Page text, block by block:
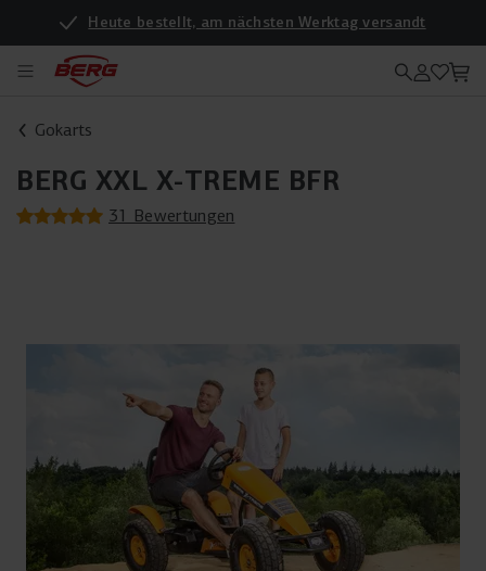
Heute bestellt, am nächsten Werktag versandt
Gokarts
BERG XXL X-TREME BFR
31 Bewertungen